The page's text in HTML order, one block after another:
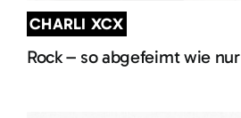
CHARLI XCX
Rock – so abgefeimt wie nur